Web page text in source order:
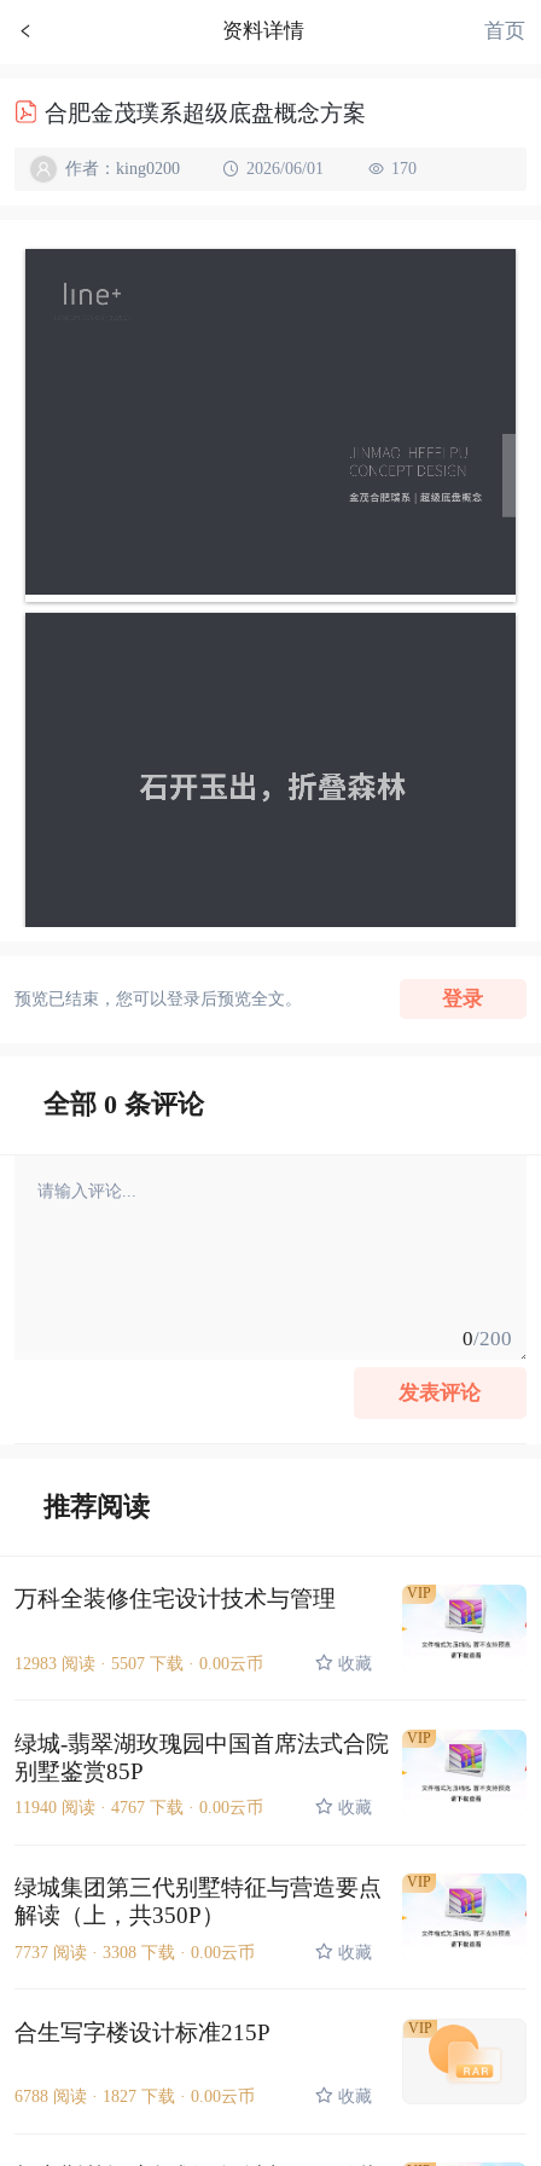
资料详情 首页
合肥金茂璞系超级底盘概念方案
作者：king0200 2026/06/01 170
预览已结束，您可以登录后预览全文。 登录
全部 0 条评论
0/200
发表评论
推荐阅读
万科全装修住宅设计技术与管理
12983 阅读 · 5507 下载 · 0.00云币 收藏
VIP
绿城-翡翠湖玫瑰园中国首席法式合院
别墅鉴赏85P
11940 阅读 · 4767 下载 · 0.00云币 收藏
VIP
绿城集团第三代别墅特征与营造要点
解读（上，共350P）
7737 阅读 · 3308 下载 · 0.00云币 收藏
VIP
合生写字楼设计标准215P
6788 阅读 · 1827 下载 · 0.00云币 收藏
VIP